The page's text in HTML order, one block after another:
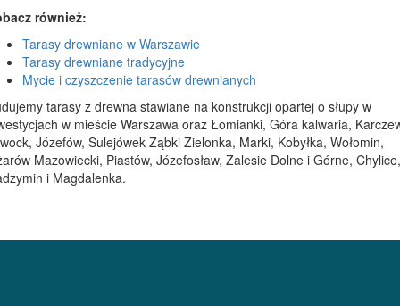
również:
Tarasy drewniane w Warszawie
Tarasy drewniane tradycyjne
Mycie i czyszczenie tarasów drewnianych
tarasy z drewna stawiane na konstrukcji opartej o słupy w
w mieście Warszawa oraz Łomianki, Góra kalwaria,
Józefów, Sulejówek Ząbki Zielonka, Marki, Kobyłka, Wołomin,
Mazowiecki, Piastów, Józefosław, Zalesie Dolne i Górne, Chylice,
i Magdalenka.